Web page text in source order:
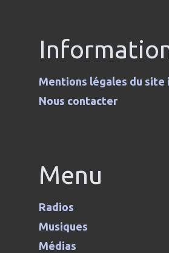
Mentions légales du
Nous contacter
Menu
Radios
Musiques
Médias